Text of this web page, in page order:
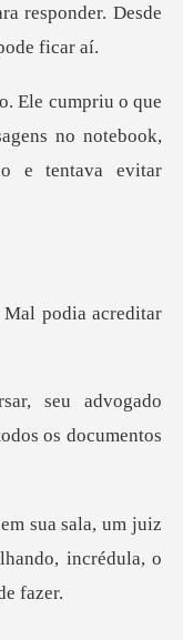
responder. D
no notebook,
Mal podia acreditar
gado
iz
incré